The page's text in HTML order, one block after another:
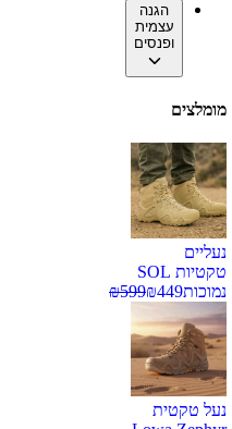
הגנה
עצמית
ופנסים
מומלצים
נעליים
טקטיות SOL
נמוכות
₪449
₪599
נעל טקטית